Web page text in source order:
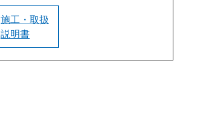
施工・取扱
説明書